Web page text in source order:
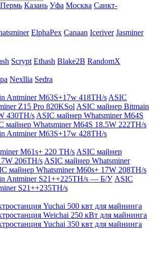
Пермь Казань Уфа Москва Санкт-
ElphaPex Canaan Iceriver Jasminer
Scrypt Ethash Blake2B RandomX
Nexllia Sedra
Antminer M63S+17w 418TH/s ASIC
Z15 Pro 820KSol ASIC майнер Bitmain
430TH/s ASIC майнер Whatsminer M64S
майнер Whatsminer M64S 18.5W 222TH/s
Antminer M63S+17w 428TH/s
M61s+ 220 TH/s ASIC майнер
206TH/s ASIC майнер Whatsminer
майнер Whatsminer M60s+ 17W 208TH/s
Antminer S21++225TH/s — Б/У ASIC
S21++235TH/s
Yuchai 500 квт для майнинга
Weichai 250 кВт для майнинга
Yuchai 350 квт для майнинга